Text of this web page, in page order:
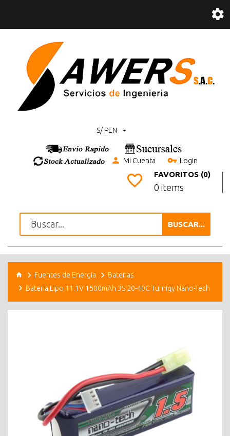
S/ PEN
Mi Cuenta Login
FAVORITOS (0)
0 items
BUSCAR...
Fuentes de Energia
Baterias
Bateria Lipo 11.1V 1500mAh 3S 20-40C Turnigy Nano-Tech